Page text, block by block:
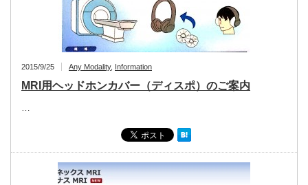
2015/9/25 Any Modality, Information
MRI用ヘッドホンカバー（ディスポ）のご案内
…